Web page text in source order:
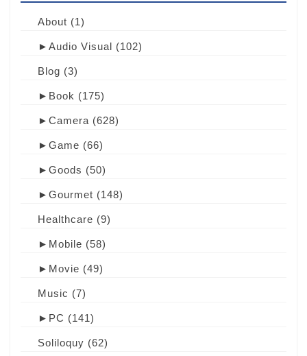
About (1)
► Audio Visual (102)
Blog (3)
► Book (175)
► Camera (628)
► Game (66)
► Goods (50)
► Gourmet (148)
Healthcare (9)
► Mobile (58)
► Movie (49)
Music (7)
► PC (141)
Soliloquy (62)